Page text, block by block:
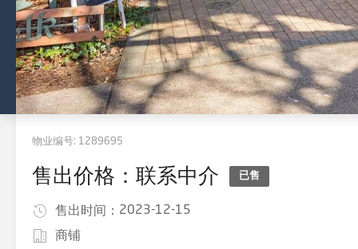
物业编号: 1289695
售出价格：联系中介 已售
售出时间： 2023-12-15
商铺